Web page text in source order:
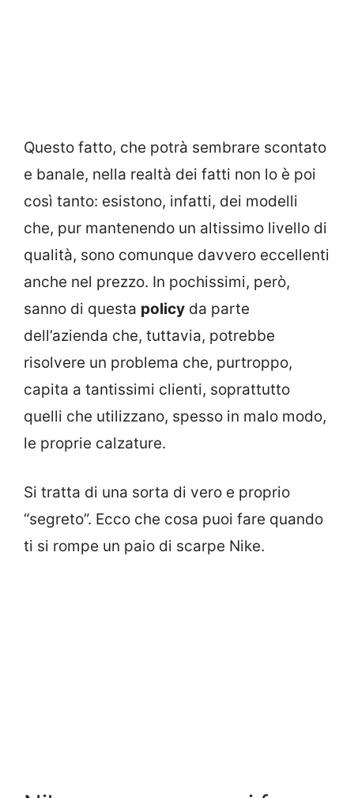
Questo fatto, che potrà sembrare scontato
e banale, nella realtà dei fatti non lo è poi
così tanto: esistono, infatti, dei modelli
che, pur mantenendo un altissimo livello di
qualità, sono comunque davvero eccellenti
anche nel prezzo. In pochissimi, però,
sanno di questa policy da parte
dell’azienda che, tuttavia, potrebbe
risolvere un problema che, purtroppo,
capita a tantissimi clienti, soprattutto
quelli che utilizzano, spesso in malo modo,
le proprie calzature.
Si tratta di una sorta di vero e proprio
“segreto”. Ecco che cosa puoi fare quando
ti si rompe un paio di scarpe Nike.